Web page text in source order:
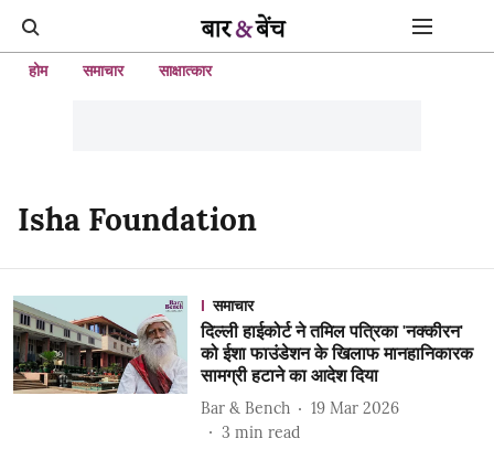
होम समाचार साक्षात्कार
Isha Foundation
समाचार
दिल्ली हाईकोर्ट ने तमिल पत्रिका 'नक्कीरन'
को ईशा फाउंडेशन के खिलाफ मानहानिकारक
सामग्री हटाने का आदेश दिया
Bar & Bench
19 Mar 2026
3 min read